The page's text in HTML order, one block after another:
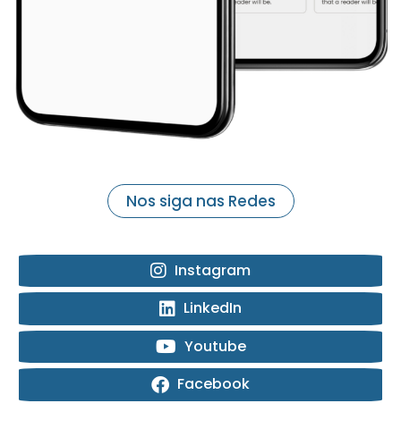
Nos siga nas Redes
Instagram
LinkedIn
Youtube
Facebook